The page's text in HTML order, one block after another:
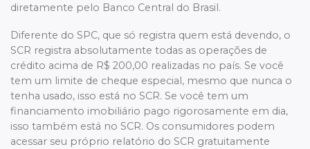
diretamente pelo Banco Central do Brasil.
Diferente do SPC, que só registra quem está devendo, o
SCR registra absolutamente todas as operações de
crédito acima de R$ 200,00 realizadas no país. Se você
tem um limite de cheque especial, mesmo que nunca o
tenha usado, isso está no SCR. Se você tem um
financiamento imobiliário pago rigorosamente em dia,
isso também está no SCR. Os consumidores podem
acessar seu próprio relatório do SCR gratuitamente